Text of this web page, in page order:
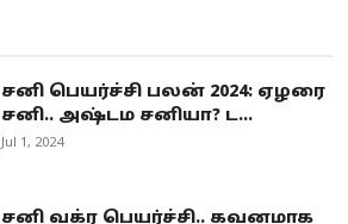
சனி பெயர்ச்சி பலன் 2024: ஏழரை
சனி.. அஷ்டம சனியா? ட...
Jul 1, 2024
சனி வக்ர பெயர்ச்சி.. கவனமாக